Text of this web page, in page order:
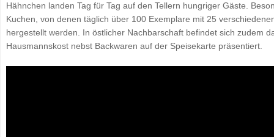
Hähnchen landen Tag für Tag auf den Tellern hungriger Gäste.
Kuchen, von denen täglich über 100 Exemplare mit 25
hergestellt werden. In östlicher Nachbarschaft befindet sich zudem
Hausmannskost nebst Backwaren auf der Speisekarte präsentiert.